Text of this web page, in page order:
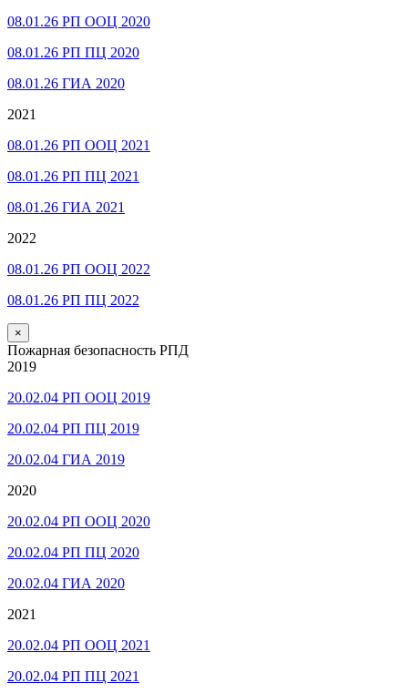
08.01.26 РП ООЦ 2020
08.01.26 РП ПЦ 2020
08.01.26 ГИА 2020
2021
08.01.26 РП ООЦ 2021
08.01.26 РП ПЦ 2021
08.01.26 ГИА 2021
2022
08.01.26 РП ООЦ 2022
08.01.26 РП ПЦ 2022
×
Пожарная безопасность РПД
2019
20.02.04 РП ООЦ 2019
20.02.04 РП ПЦ 2019
20.02.04 ГИА 2019
2020
20.02.04 РП ООЦ 2020
20.02.04 РП ПЦ 2020
20.02.04 ГИА 2020
2021
20.02.04 РП ООЦ 2021
20.02.04 РП ПЦ 2021